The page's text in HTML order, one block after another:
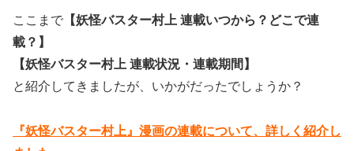
ここまで 【妖怪バスター村上 連載いつから？どこで連
載？】
【妖怪バスター村上 連載状況・連載期間】
と紹介してきましたが、いかがだったでしょうか？
『妖怪バスター村上』漫画の連載について、詳しく紹介し